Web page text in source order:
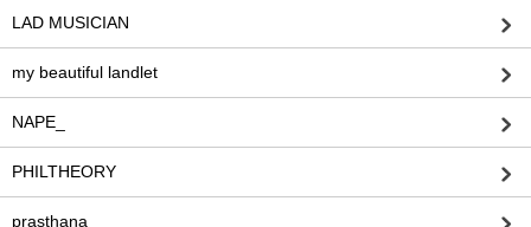
LAD MUSICIAN
my beautiful landlet
NAPE_
PHILTHEORY
prasthana